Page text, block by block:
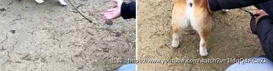
出典 : https://www.youtube.com/watch?v=1IdqQ4ACuZk